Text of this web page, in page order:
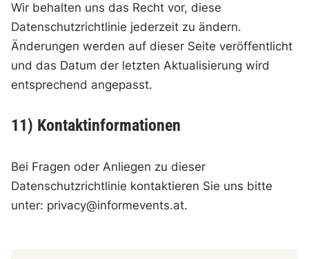
Wir behalten uns das Recht vor, diese
Datenschutzrichtlinie jederzeit zu ändern.
Änderungen werden auf dieser Seite veröffentlicht
und das Datum der letzten Aktualisierung wird
entsprechend angepasst.
11) Kontaktinformationen
Bei Fragen oder Anliegen zu dieser
Datenschutzrichtlinie kontaktieren Sie uns bitte
unter: privacy@informevents.at.